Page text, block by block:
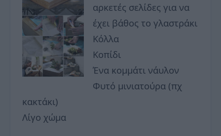
αρκετές σελίδες για να
έχει βάθος το γλαστράκι
Κόλλα
Κοπίδι
Ένα κομμάτι νάυλον
Φυτό μινιατούρα (πχ
κακτάκι)
Λίγο χώμα